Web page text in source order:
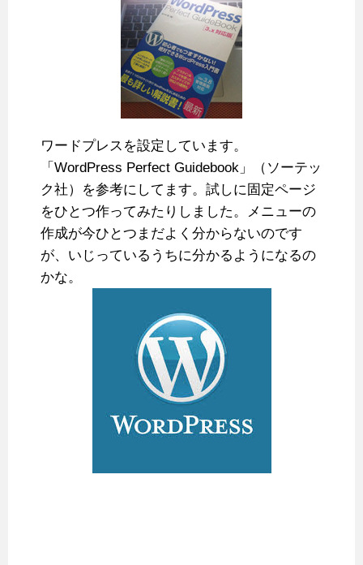
ワードプレスを設定しています。
「WordPress Perfect Guidebook」（ソーテッ
ク社）を参考にしてます。試しに固定ページ
をひとつ作ってみたりしました。メニューの
作成が今ひとつまだよく分からないのです
が、いじっているうちに分かるようになるの
かな。